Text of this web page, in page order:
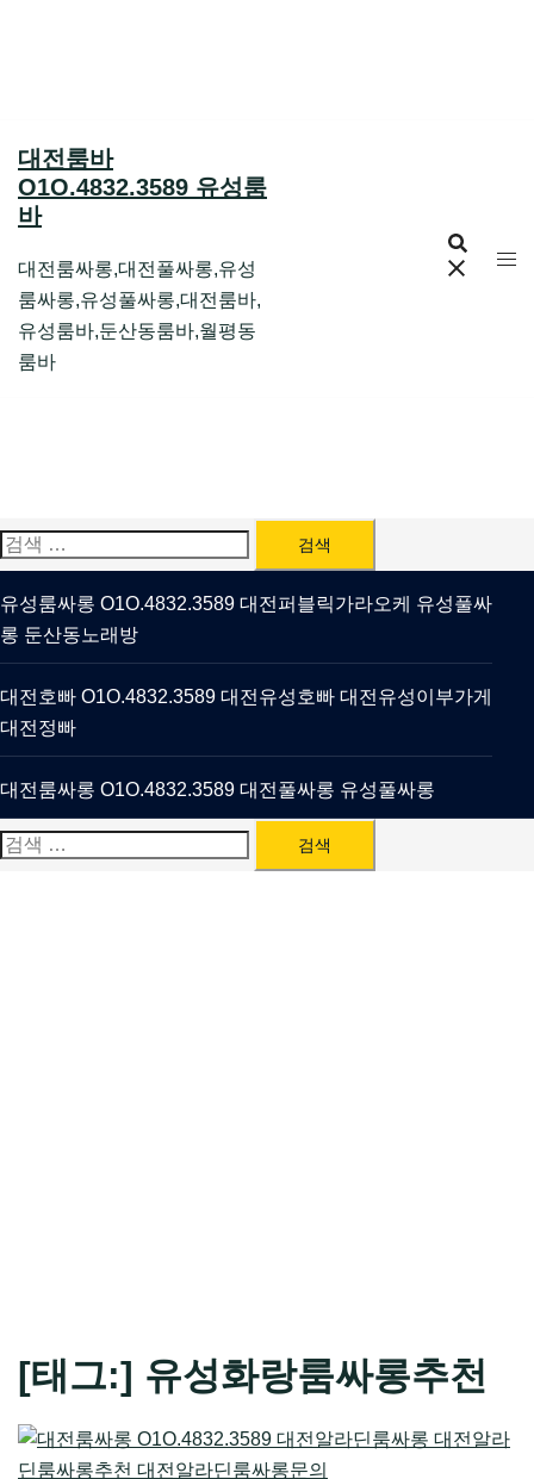
대전룸바
O1O.4832.3589 유성룸
바
대전룸싸롱,대전풀싸롱,유성
룸싸롱,유성풀싸롱,대전룸바,
유성룸바,둔산동룸바,월평동
룸바
검
색:
유성룸싸롱 O1O.4832.3589 대전퍼블릭가라오케 유성풀싸
롱 둔산동노래방
대전호빠 O1O.4832.3589 대전유성호빠 대전유성이부가게
대전정빠
대전룸싸롱 O1O.4832.3589 대전풀싸롱 유성풀싸롱
검
[태그:] 유성화랑룸싸롱추천